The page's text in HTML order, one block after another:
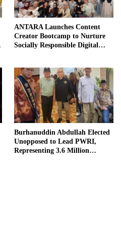
ANTARA Launches Content
Creator Bootcamp to Nurture
Socially Responsible Digital
Burhanuddin Abdullah Elected
Unopposed to Lead PWRI,
Representing 3.6 Million